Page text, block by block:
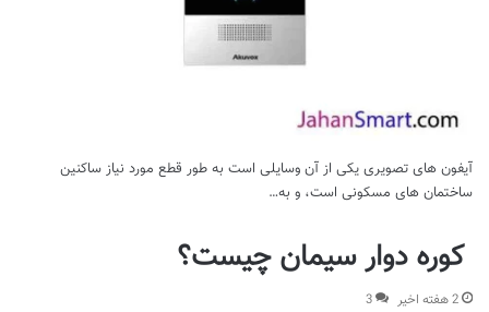
آیفون های تصویری یکی از آن وسایلی است به طور قطع مورد نیاز ساکنین
ساختمان های مسکونی است، و به…
کوره دوار سیمان چیست؟
2 هفته اخیر 3